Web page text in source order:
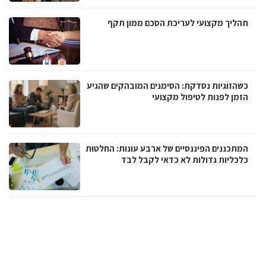
תהליך מקצועי לעריכת הסכם ממון תקף
כשהזוגיות נסדקת: הסימנים המובהקים שהגיע
הזמן לפנות לטיפול מקצועי
המתכננים הפיננסיים של ארבע עונות: החלטות
כלכליות גדולות לא כדאי לקבל לבד